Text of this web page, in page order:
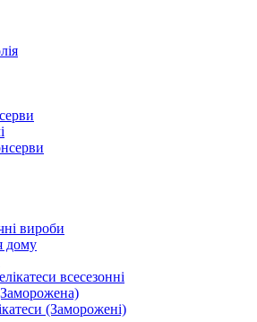
вироби
дому
всесезонні
(Заморожені)